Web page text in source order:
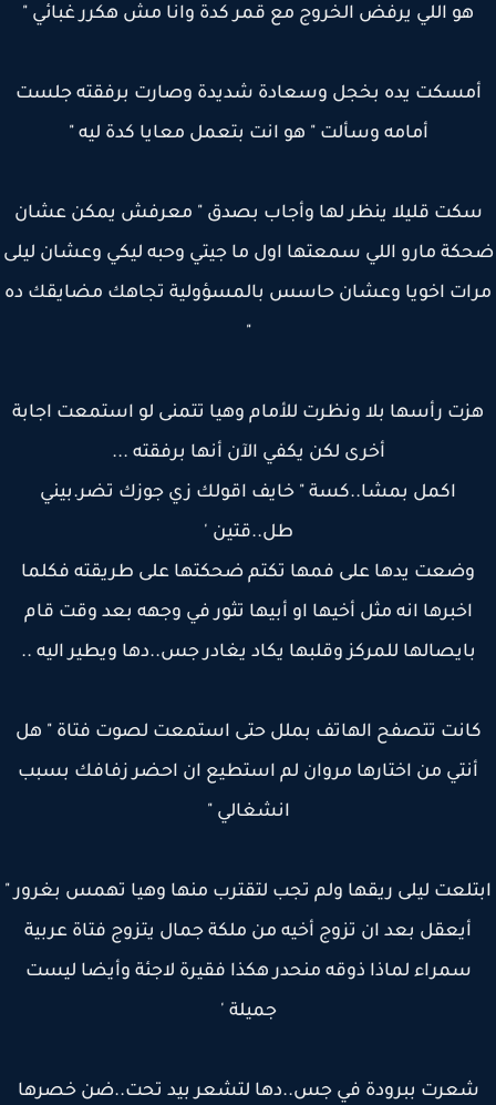
هو اللي يرفض الخروج مع قمر كدة وانا مش هكرر غبائي "
يده بخجل وسعادة شديدة وصارت برفقته جلست
أمامه وسألت " هو انت بتعمل معايا كدة ليه "
قليلا ينظر لها وأجاب بصدق " معرفش يمكن عشان
مارو اللي سمعتها اول ما جيتي وحبه ليكي وعشان ليلى
اخويا وعشان حاسس بالمسؤولية تجاهك مضايقك ده
رأسها بلا ونظرت للأمام وهيا تتمنى لو استمعت اجابة
أخرى لكن يكفي الآن أنها برفقته ...
اكمل بمشا..كسة " خايف اقولك زي جوزك تضر.بيني
طل..قتين '
وضعت يدها على فمها تكتم ضحكتها على طريقته فكلما
اخبرها انه مثل أخيها او أبيها تثور في وجهه بعد وقت قام
بايصالها للمركز وقلبها يكاد يغادر جس..دها ويطير اليه ..
تتصفح الهاتف بملل حتى استمعت لصوت فتاة " هل
من اختارها مروان لم استطيع ان احضر زفافك بسبب
انشغالي "
ليلى ريقها ولم تجب لتقترب منها وهيا تهمس بغرور "
أيعقل بعد ان تزوج أخيه من ملكة جمال يتزوج فتاة عربية
سمراء لماذا ذوقه منحدر هكذا فقيرة لاجئة وأيضا ليست
جميلة '
ببرودة في جس..دها لتشعر بيد تحت..ضن خصرها